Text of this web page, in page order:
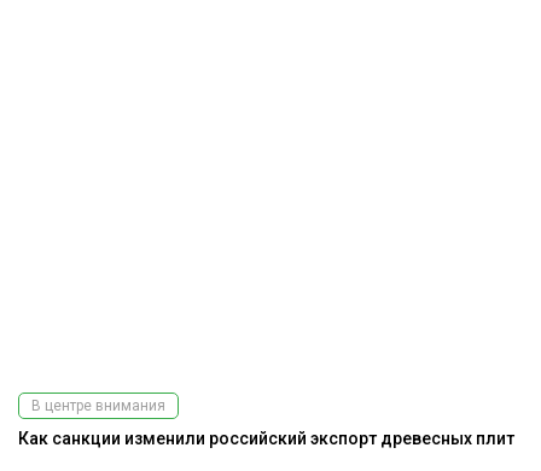
В центре внимания
Как санкции изменили российский экспорт древесных плит